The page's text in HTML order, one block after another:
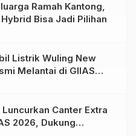
Ramah Kantong,
Bisa Jadi Pilihan
Listrik Wuling New
Melantai di GIIAS
Canter Extra
2026, Dukung